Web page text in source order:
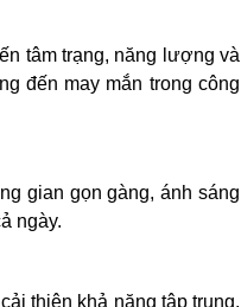
tâm trạng, năng lượng và
đến may mắn trong công
gian gọn gàng, ánh sáng
ngày.
thiện khả năng tập trung.